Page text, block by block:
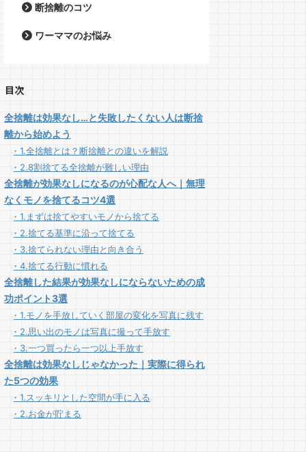
断捨離のコツ
ワーママのお悩み
目次
全捨離は効果なし…と失敗したくない人は断捨
離から始めよう
1.全捨離とは？断捨離との違いを解説
2.8割捨てる全捨離が難しい理由
全捨離が効果なしになるのが心配な人へ｜無理
なくモノを捨てるコツ4選
1.まずは捨てやすいモノから捨てる
2.捨てる基準に沿って捨てる
3.捨てられない理由と向き合う
4.捨てる行動に慣れる
全捨離した結果が効果なしにならないための成
功ポイント3選
1.モノを手放していく部屋の変化を写真に残す
2.思い出のモノは写真に撮って手放す
3.一つ買ったら一つ以上手放す
全捨離は効果なしじゃなかった｜実際に得られ
た5つの効果
1.スッキリとした空間が手に入る
2.お金が貯まる